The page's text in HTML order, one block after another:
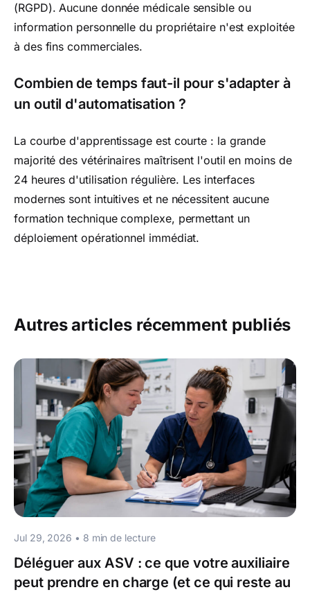
(RGPD). Aucune donnée médicale sensible ou
information personnelle du propriétaire n'est exploitée
à des fins commerciales.
Combien de temps faut-il pour s'adapter à
un outil d'automatisation ?
La courbe d'apprentissage est courte : la grande
majorité des vétérinaires maîtrisent l'outil en moins de
24 heures d'utilisation régulière. Les interfaces
modernes sont intuitives et ne nécessitent aucune
formation technique complexe, permettant un
déploiement opérationnel immédiat.
Autres articles récemment publiés
Jul 29, 2026 • 8 min de lecture
Déléguer aux ASV : ce que votre auxiliaire
peut prendre en charge (et ce qui reste au